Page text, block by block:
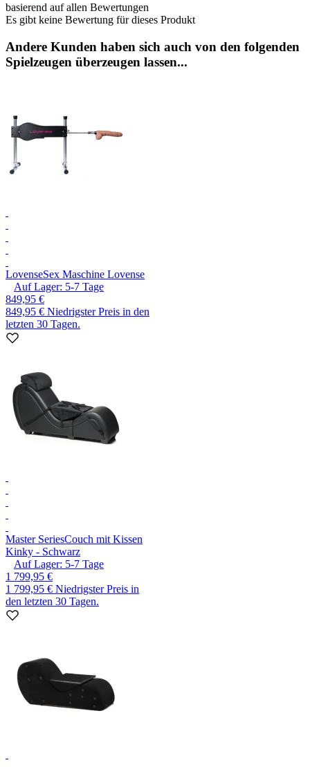
basierend auf allen Bewertungen
Es gibt keine Bewertung für dieses Produkt
Andere Kunden haben sich auch von den folgenden
Spielzeugen überzeugen lassen...
LovenseSex Maschine Lovense
Auf Lager: 5-7 Tage
849,95 €
849,95 € Niedrigster Preis in den
letzten 30 Tagen.
Master SeriesCouch mit Kissen
Kinky - Schwarz
Auf Lager: 5-7 Tage
1 799,95 €
1 799,95 € Niedrigster Preis in
den letzten 30 Tagen.